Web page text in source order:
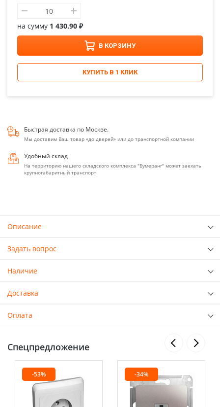
на сумму 1 430.90 ₽
В КОРЗИНУ
КУПИТЬ В 1 КЛИК
Быстрая доставка по Москве.
Мы доставим Ваш товар «до дверей» или до транспортной компании
Удобный склад
На территорию нашего складского комплекса "Бумеранг" может заехать
крупногабаритный транспорт
Описание
Задать вопрос
Наличие
Доставка
Оплата
Спецпредложение
-53% -34%